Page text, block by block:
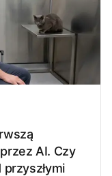
AI. Czy